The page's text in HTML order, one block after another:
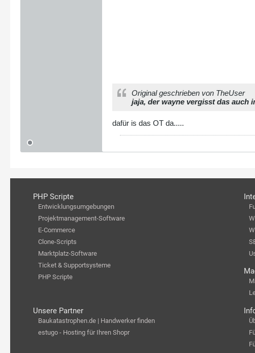
Original geschrieben von TheUser
jaja, der wayne vergisst das auch
dafür is das OT da.....
PHP Scripte
Entwicklungsumgebungen
Projektmanagement-Software
E-Commerce
Clone-Scripts
Marktplatz-Software
Ticket & Supportsysteme
PHP Scripte
Unsere Partner
Baukatastrophen.de | Handwerker finden
estugo - Hosting für Ihren Shopr